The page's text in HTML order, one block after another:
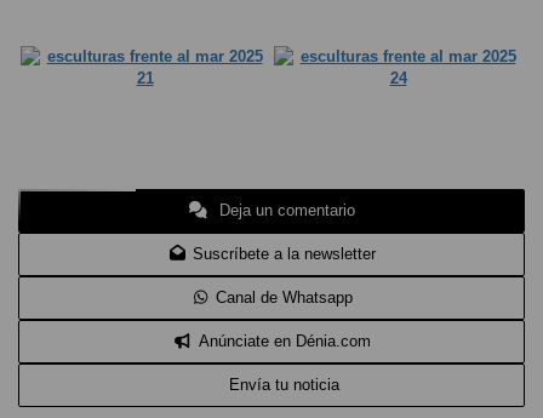
Deja un comentario
Suscríbete a la newsletter
Canal de Whatsapp
Anúnciate en Dénia.com
Envía tu noticia